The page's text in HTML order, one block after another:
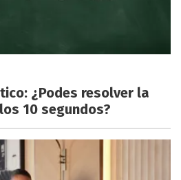
¿Podes resolver la
10 segundos?